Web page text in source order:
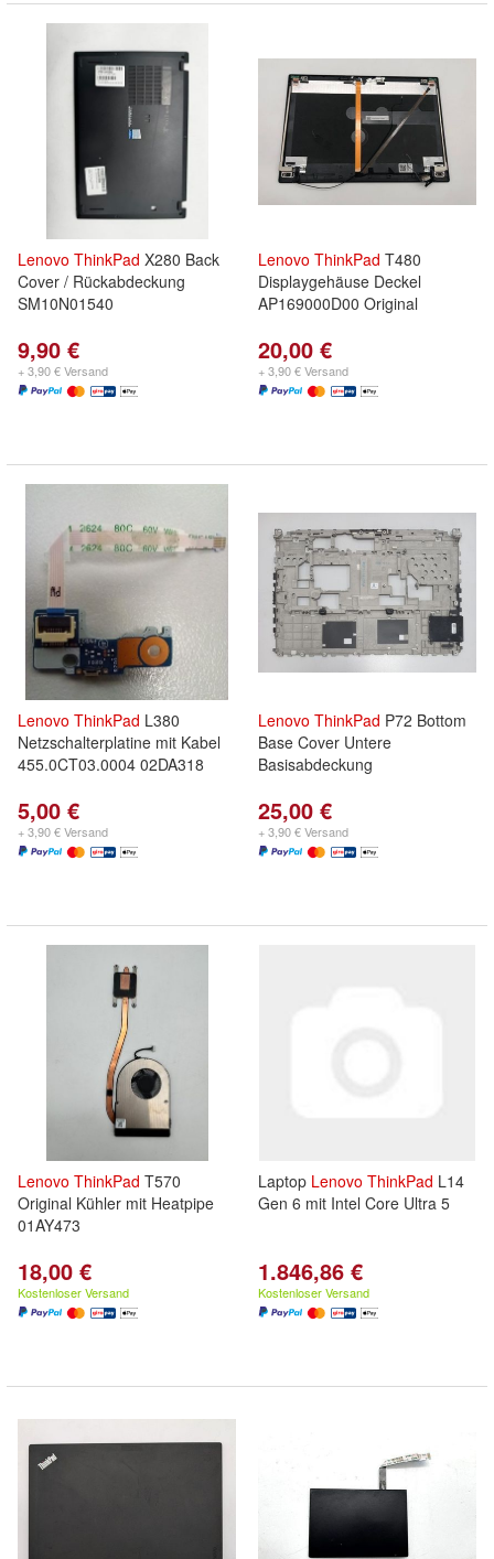
Lenovo ThinkPad X280 Back
Cover / Rückabdeckung
SM10N01540
9,90 €
+ 3,90 € Versand
Lenovo ThinkPad T480
Displaygehäuse Deckel
AP169000D00 Original
20,00 €
+ 3,90 € Versand
Lenovo ThinkPad L380
Netzschalterplatine mit Kabel
455.0CT03.0004 02DA318
5,00 €
+ 3,90 € Versand
Lenovo ThinkPad P72 Bottom
Base Cover Untere
Basisabdeckung
25,00 €
+ 3,90 € Versand
Lenovo ThinkPad T570
Original Kühler mit Heatpipe
01AY473
18,00 €
Kostenloser Versand
Laptop Lenovo ThinkPad L14
Gen 6 mit Intel Core Ultra 5
1.846,86 €
Kostenloser Versand